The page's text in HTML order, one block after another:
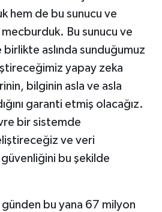
hem de bu sunucu ve
Bu sunucu ve
aslında sunduğumuz
yapay zeka
bilginin asla ve asla
garanti etmiş olacağız.
bir sistemde
ve veri
bu şekilde
bu yana 67 milyon